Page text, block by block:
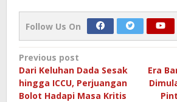
Follow Us On
Post
navigation
Previous post
Dari Keluhan Dada Sesak
hingga ICCU, Perjuangan
Bolot Hadapi Masa Kritis
Era